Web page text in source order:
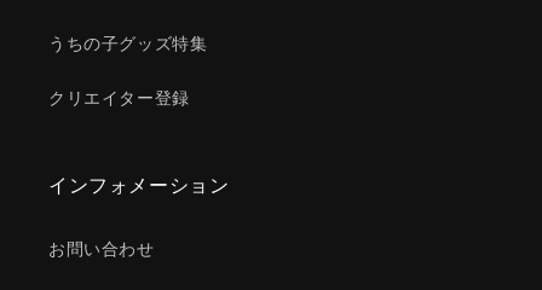
うちの子グッズ特集
クリエイター登録
インフォメーション
お問い合わせ